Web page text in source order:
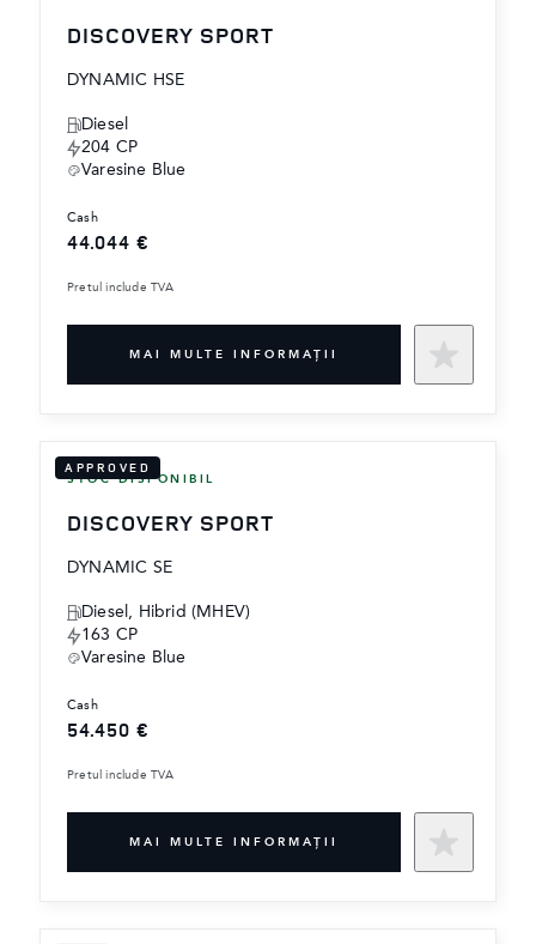
DISCOVERY SPORT
DYNAMIC HSE
Diesel
204 CP
Varesine Blue
cash
44.044 €
Pretul include TVA
MAI MULTE INFORMAŢII
APPROVED
STOC DISPONIBIL
DISCOVERY SPORT
DYNAMIC SE
Diesel, Hibrid (MHEV)
163 CP
Varesine Blue
cash
54.450 €
Pretul include TVA
MAI MULTE INFORMAŢII